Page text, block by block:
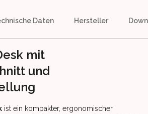
Daten Hersteller
mit
und
ist ein kompakter, ergonomischer